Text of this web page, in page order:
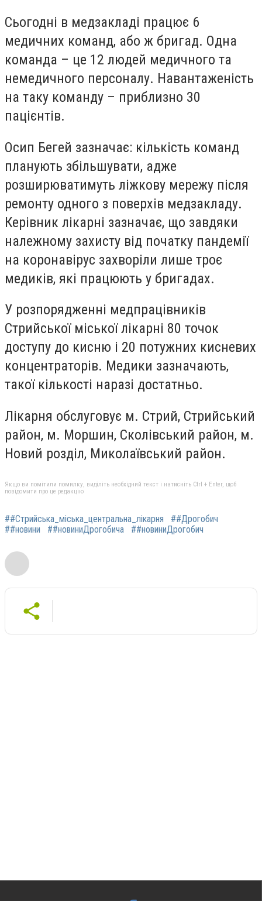
Сьогодні в медзакладі працює 6
медичних команд, або ж бригад. Одна
команда – це 12 людей медичного та
немедичного персоналу. Навантаженість
на таку команду – приблизно 30
пацієнтів.
Осип Бегей зазначає: кількість команд
планують збільшувати, адже
розширюватимуть ліжкову мережу після
ремонту одного з поверхів медзакладу.
Керівник лікарні зазначає, що завдяки
належному захисту від початку пандемії
на коронавірус захворіли лише троє
медиків, які працюють у бригадах.
У розпорядженні медпрацівників
Стрийської міської лікарні 80 точок
доступу до кисню і 20 потужних кисневих
концентраторів. Медики зазначають,
такої кількості наразі достатньо.
Лікарня обслуговує м. Стрий, Стрийський
район, м. Моршин, Сколівський район, м.
Новий розділ, Миколаївський район.
Якщо ви помітили помилку, виділіть необхідний текст і натисніть Ctrl + Enter, щоб
повідомити про це редакцію
##Стрийська_міська_центральна_лікарня
##Дрогобич
##новини
##новиниДрогобича ##новиниДрогобич